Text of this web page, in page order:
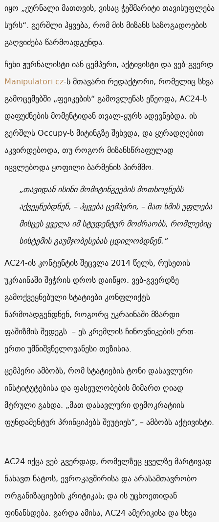
იყო „ჟურნალი მათთვის, ვისაც ჭეშმარიტი თავისუფლება
სურს“. გერშლი ჰყვება, რომ მის მიზანს საზოგადოების
გაღვიძება წარმოადგენდა.
ჩეხი ჟურნალისტი იან ცემპერი, აქტივისტი და ვებ-გვერდ
Manipulatori.cz-ს მთავარი რედაქტორი, რომელიც სხვა
გამოცემებში „ფეიკების“ გამოვლენას ეწეოდა, AC24-ს
დაფუძნების მომენტიდან თვალ-ყურს ადევნებდა. ის
გერშლს Occupy-ს მიტინგზე შეხვდა, და ყურადღებით
აკვირდებოდა, თუ როგორ მიზანსწრაფულად
იცვლებოდა ყოფილი ბარმენის პირმშო.
„თავიდან ისინი მომიტინგეების მოთხოვნებს
აქვეყნებდნენ, – ჰყვება ცემპერი, – მათ ხმის უფლება
მისცეს ყველა იმ სტუდენტურ მოძრაობს, რომლებიც
სისტემის გაუმჯობესებას ცდილობდნენ.“
AC24-ის კონტენტის შეცვლა 2014 წელს, რუსეთის
უკრაინაში შეჭრის დროს დაიწყო. ვებ-გვერდზე
გამოქვეყნებული სტატიები კონფლიქტს
წარმოადგენდნენ, როგორც უკრაინაში მზარდი
ფაშიზმის შედეგს – ეს კრემლის ჩინოვნიკების ერთ-
ერთი უმნიშვნელოვანესი თეზისია.
ცემპერი ამბობს, რომ სტატიების ტონი დასავლური
ინსტიტუტებისა და ფასეულობების მიმართ ღიად
მტრული გახდა. „მათ დასავლური დემოკრატიის
ფუნდამენტურ პრინციპებს შეუტიეს“, – ამბობს აქტივისტი.
AC24იქცა ვებ-გვერდად, რომელზეც ყველზე მარტივად
ნახავთ ნატოს, ევროკავშირისა და არასამთავრობო
ორგანიზაციების კრიტიკას; და ის უცხოეთიდან
ფინანსდება. გარდა ამისა, AC24ამერიკისა და სხვა